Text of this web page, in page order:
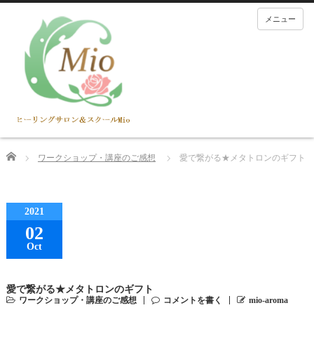
メニュー
Home ワークショップ・講座のご感想 愛で繋がる★メタトロンのギフト
2021
02
Oct
愛で繋がる★メタトロンのギフト
ワークショップ・講座のご感想 コメントを書く mio-aroma